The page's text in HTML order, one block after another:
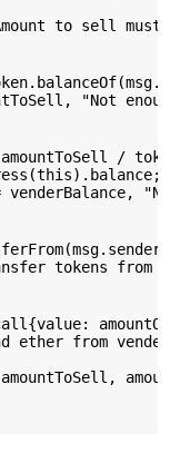
to sell must
"Not
/
venderBalance,
tokens from
ether from vender